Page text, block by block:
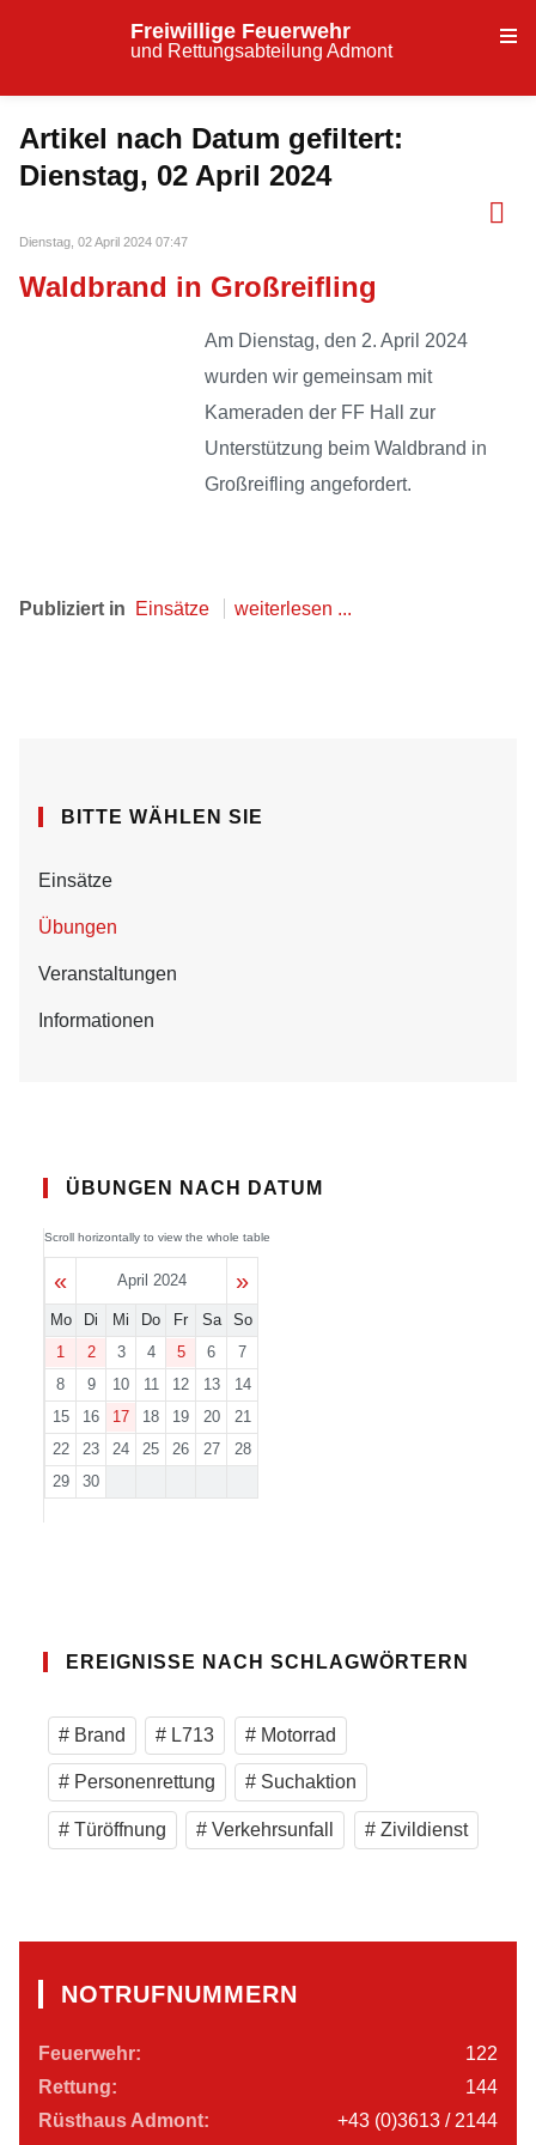
Freiwillige Feuerwehr
und Rettungsabteilung Admont
Artikel nach Datum gefiltert:
Dienstag, 02 April 2024
Dienstag, 02 April 2024 07:47
Waldbrand in Großreifling
Am Dienstag, den 2. April 2024
wurden wir gemeinsam mit
Kameraden der FF Hall zur
Unterstützung beim Waldbrand in
Großreifling angefordert.
Publiziert in Einsätze weiterlesen ...
BITTE WÄHLEN SIE
Einsätze
Übungen
Veranstaltungen
Informationen
ÜBUNGEN NACH DATUM
« April 2024 »
Mo Di Mi Do Fr Sa
So
1
2 3 4 5 6
7
8
9 10 11 12 13
14
15
16 17 18 19 20
21
22
23 24 25 26 27
28
29
30
EREIGNISSE NACH SCHLAGWÖRTERN
Brand L713 Motorrad
Personenrettung Suchaktion
Türöffnung Verkehrsunfall Zivildienst
NOTRUFNUMMERN
Feuerwehr:
122
Rettung:
144
Rüsthaus Admont:
+43 (0)3613 / 2144